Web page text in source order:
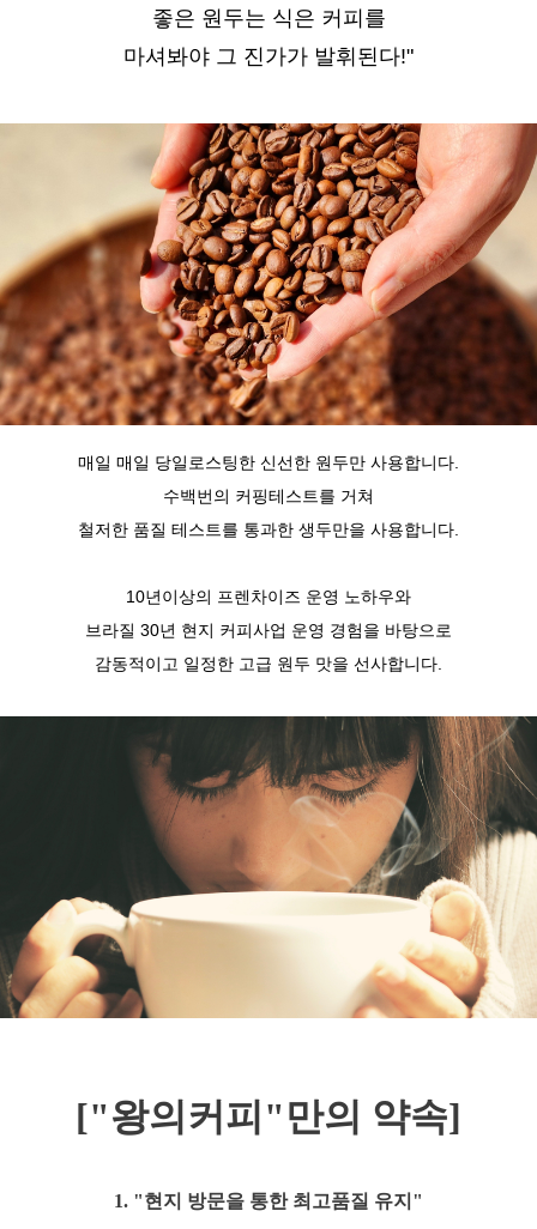
좋은 원두는 식은 커피를
마셔봐야 그 진가가 발휘된다!"
매일 매일 당일로스팅한 신선한 원두만 사용합니다.
수백번의 커핑테스트를 거쳐
철저한 품질 테스트를 통과한 생두만을 사용합니다.
10년이상의 프렌차이즈 운영 노하우와
브라질 30년 현지 커피사업 운영 경험을 바탕으로
감동적이고 일정한 고급 원두 맛을 선사합니다.
["왕의커피"만의 약속]
1. "현지 방문을 통한 최고품질 유지"